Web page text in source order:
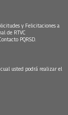
y Felicitaciones a
de RTVC
PQRSD.
usted podrá realizar el